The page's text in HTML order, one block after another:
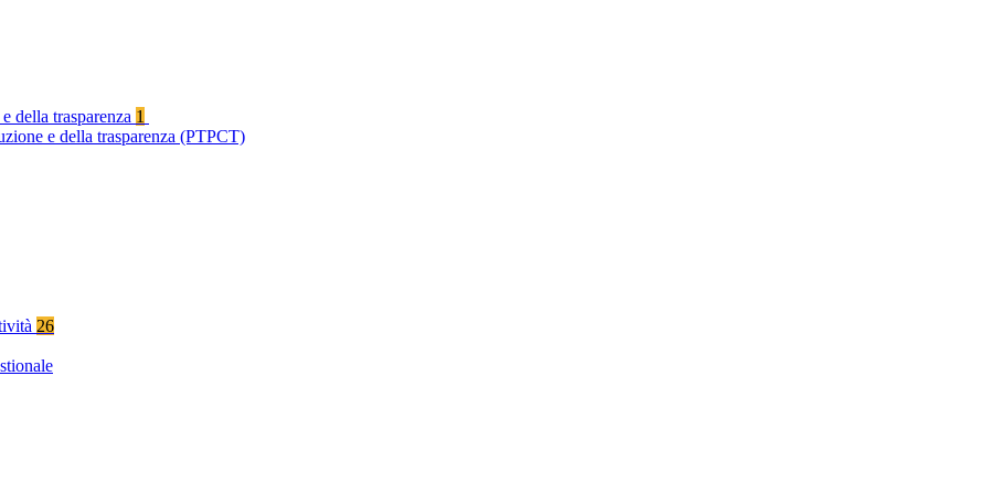
della trasparenza 1
e della trasparenza (PTPCT)
26